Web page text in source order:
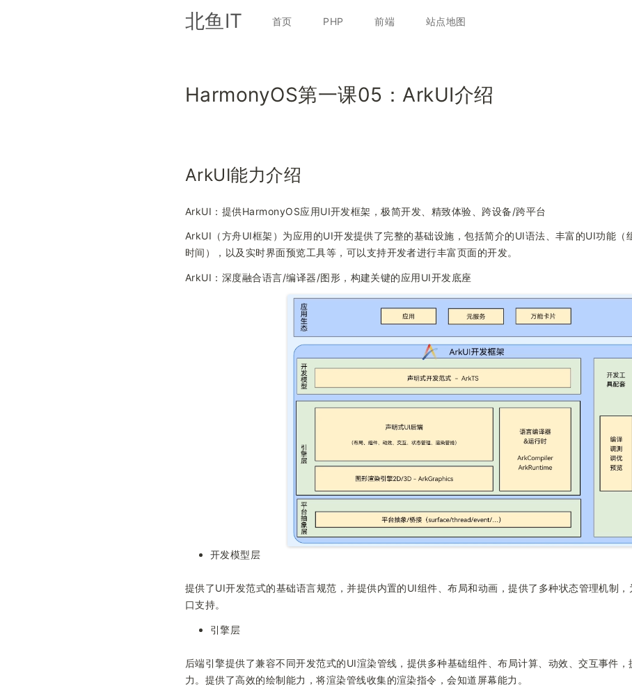
北鱼IT
至
正
首页 PHP 前端 站点地图
HarmonyOS第一课05：ArkUI介绍
ArkUI能力介绍
ArkUI：提供HarmonyOS应用UI开发框架，极简开发、精致体验、跨设备/跨平台
ArkUI（方舟UI框架）为应用的UI开发提供了完整的基础设施，包括简介的UI语法、丰富的UI功能（
时间），以及实时界面预览工具等，可以支持开发者进行丰富页面的开发。
ArkUI：深度融合语言/编译器/图形，构建关键的应用UI开发底座
开发模型层
提供了UI开发范式的基础语言规范，并提供内置的UI组件、布局和动画，提供了多种状态管理机制
口支持。
引擎层
后端引擎提供了兼容不同开发范式的UI渲染管线，提供多种基础组件、布局计算、动效、交互事件
力。提供了高效的绘制能力，将渲染管线收集的渲染指令，会知道屏幕能力。